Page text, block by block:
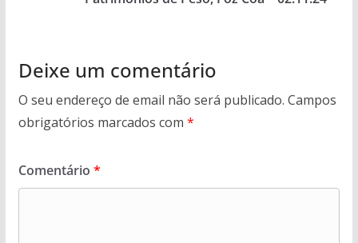
Deixe um comentário
O seu endereço de email não será publicado. Campos
obrigatórios marcados com *
Comentário *